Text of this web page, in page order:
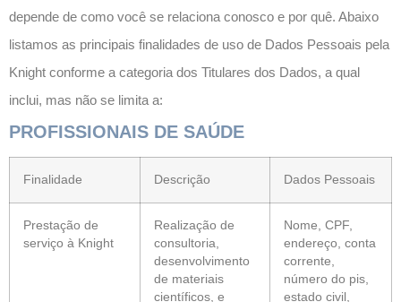
depende de como você se relaciona conosco e por quê. Abaixo
listamos as principais finalidades de uso de Dados Pessoais pela
Knight conforme a categoria dos Titulares dos Dados, a qual
inclui, mas não se limita a:
PROFISSIONAIS DE SAÚDE
Finalidade Descrição Dados Pessoais
Prestação de
serviço à Knight
Realização de
consultoria,
desenvolvimento
de materiais
científicos, e
Nome, CPF,
endereço, conta
corrente,
número do pis,
estado civil,